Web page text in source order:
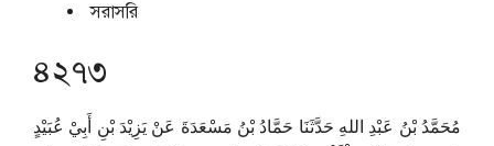
সরাসরি
৪২৭৩
مُحَمَّدُ بْنُ عَبْدِ اللهِ حَدَّثَنَا حَمَّادُ بْنُ مَسْعَدَةَ عَنْ يَزِيْدَ بْنِ أَبِيْ عُبَيْدٍ